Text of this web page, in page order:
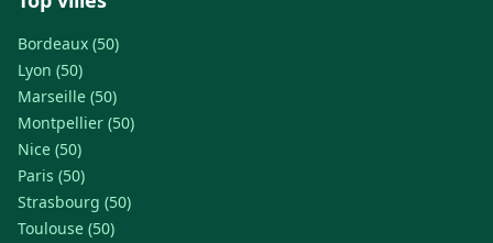
Bordeaux (50)
Lyon (50)
Marseille (50)
Montpellier (50)
Nice (50)
Paris (50)
Strasbourg (50)
Toulouse (50)